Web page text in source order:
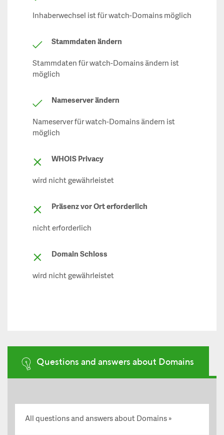
Inhaberwechsel ist für watch-Domains möglich
Stammdaten ändern
Stammdaten für watch-Domains ändern ist
möglich
Nameserver ändern
Nameserver für watch-Domains ändern ist
möglich
WHOIS Privacy
wird nicht gewährleistet
Präsenz vor Ort erforderlich
nicht erforderlich
Domain Schloss
wird nicht gewährleistet
Questions and answers about Domains
All questions and answers about Domains